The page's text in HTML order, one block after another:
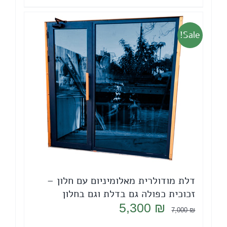
Sale!
דלת מודולרית מאלומיניום עם חלון –
זכוכית כפולה גם בדלת וגם בחלון
7,000₪
המחיר
5,300 ₪
המחיר